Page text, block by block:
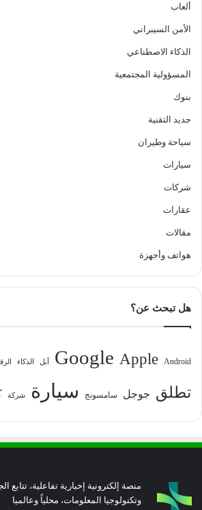
ألعاب
الأمن السيبراني
الذكاء الاصطناعي
المسؤولية المجتمعية
بنوك
جديد التقنية
سياحة وطيران
سيارات
شركات
عقارات
مقالات
هواتف وأجهزة
هل تبحث عن؟
Android
Apple
Google آبل الذكاء
تطلق جوجل سامسونج سيارة شركة
منصة إلكترونية إخبارية تفاعلية، تتابع
وتكنولوجيا المعلومات، محلياً وعالميا